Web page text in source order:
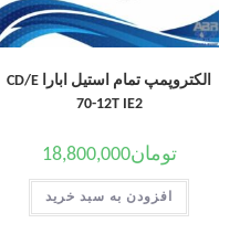
الکتروپمپ تمام استیل ابارا CD/E
70-12T IE2
تومان18,800,000
افزودن به سبد خرید